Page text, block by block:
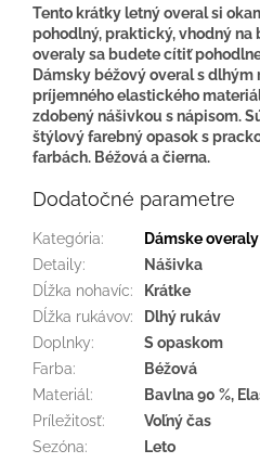
Tento krátky letný overal si
pohodlný, praktický, vhodný na
overaly sa budete cítiť
Dámsky béžový overal s
príjemného elastického
zdobený nášivkou s nápisom.
štýlový farebný opasok s
farbách. Béžová a čierna.
Dodatočné parametre
Kategória:
Dámske overaly
Detaily:
Nášivka
Dĺžka nohavíc:
Krátke
Dĺžka rukávov:
Dlhý rukáv
Doplnky:
S opaskom
Farba:
Béžová
Materiál:
Bavlna 90 %,
Príležitosť:
Voľný čas
Sezóna:
Leto